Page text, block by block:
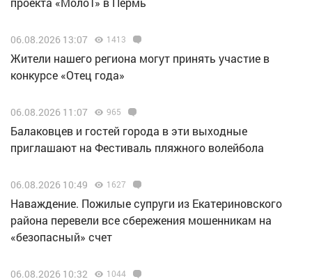
06.08.2026 13:07 1413
Жители нашего региона могут принять участие в
конкурсе «Отец года»
06.08.2026 11:07 965
Балаковцев и гостей города в эти выходные
приглашают на Фестиваль пляжного волейбола
06.08.2026 10:49 1627
Наваждение. Пожилые супруги из Екатериновского
района перевели все сбережения мошенникам на
«безопасный» счет
06.08.2026 10:32 1044